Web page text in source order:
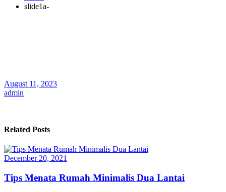
slide1a-
August 11, 2023
admin
Related Posts
December 20, 2021
Tips Menata Rumah Minimalis Dua Lantai